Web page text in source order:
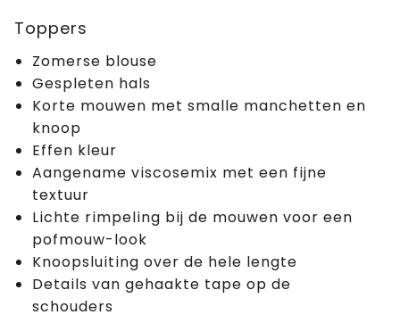
Toppers
Zomerse blouse
Gespleten hals
Korte mouwen met smalle manchetten en
knoop
Effen kleur
Aangename viscosemix met een fijne
textuur
Lichte rimpeling bij de mouwen voor een
pofmouw-look
Knoopsluiting over de hele lengte
Details van gehaakte tape op de
schouders